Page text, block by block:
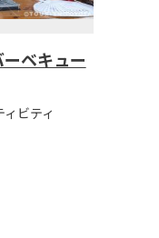
ベキュー
ビティ